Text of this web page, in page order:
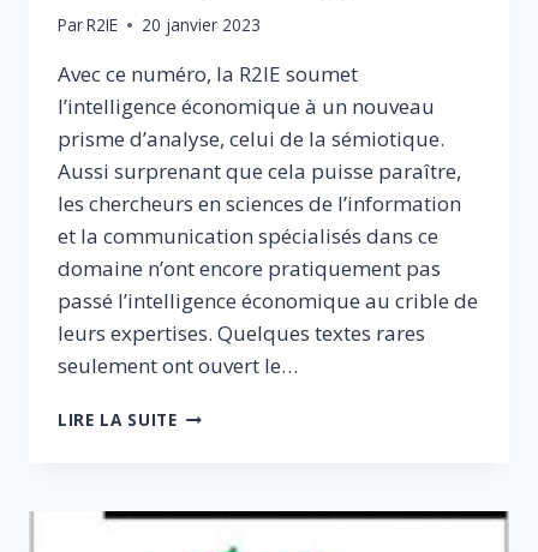
ParR2IE 20 janvier 2023
Avec ce numéro, la R2IE soumet
l’intelligence économique à un nouveau
prisme d’analyse, celui de la sémiotique.
Aussi surprenant que cela puisse paraître,
les chercheurs en sciences de l’information
et la communication spécialisés dans ce
domaine n’ont encore pratiquement pas
passé l’intelligence économique au crible de
leurs expertises. Quelques textes rares
seulement ont ouvert le…
LIRE LA SUITER2IE
: